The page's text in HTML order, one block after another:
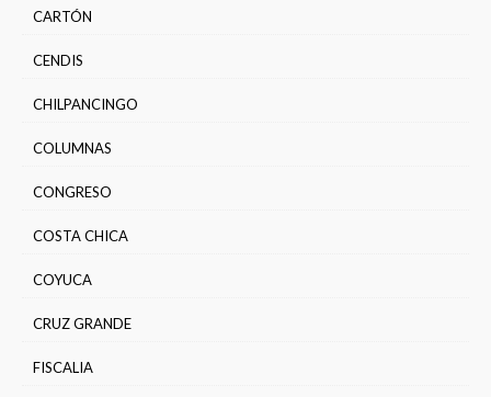
CARTÓN
CENDIS
CHILPANCINGO
COLUMNAS
CONGRESO
COSTA CHICA
COYUCA
CRUZ GRANDE
FISCALIA